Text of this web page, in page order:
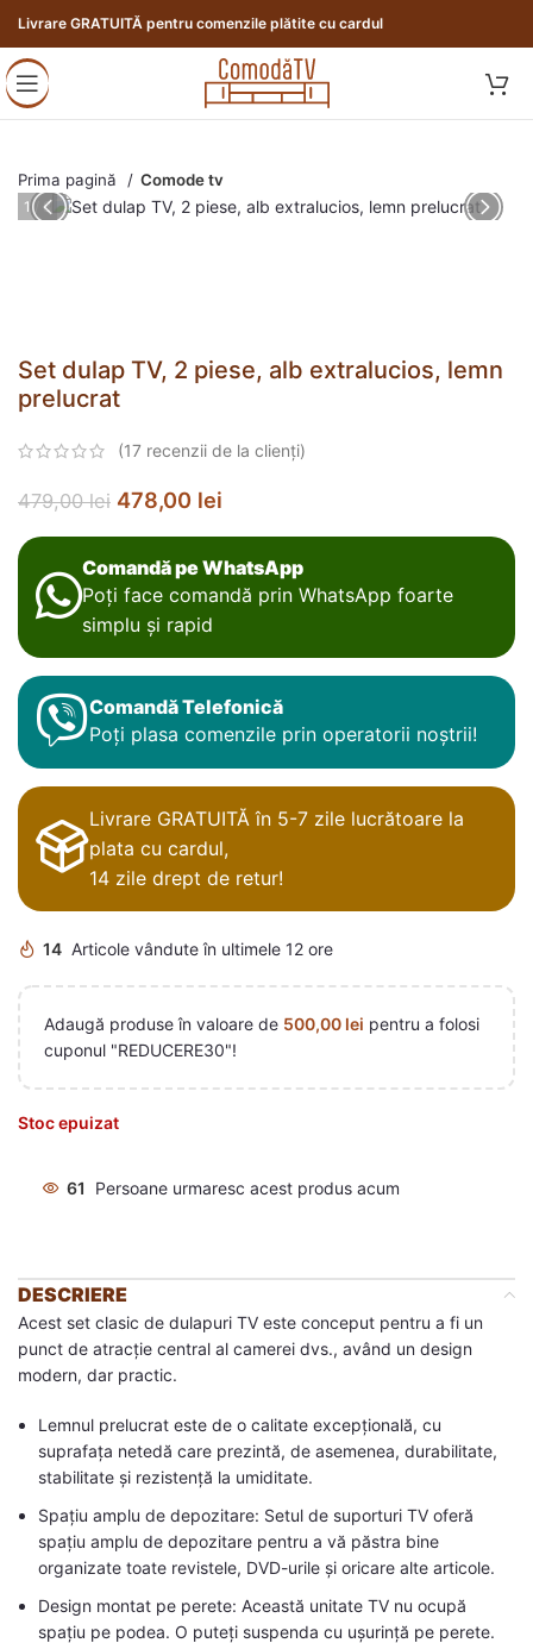
Livrare GRATUITĂ pentru comenzile plătite cu cardul
Prima pagină Comode tv
1 / 8
Set dulap TV, 2 piese, alb extralucios, lemn
prelucrat
(17 recenzii de la clienți)
479,00lei 478,00 lei
Comandă pe WhatsApp
Poți face comandă prin WhatsApp foarte
simplu și rapid
Comandă Telefonică
Poți plasa comenzile prin operatorii noștrii!
Livrare GRATUITĂ în 5-7 zile lucrătoare la
plata cu cardul,
14 zile drept de retur!
14 Articole vândute în ultimele 12 ore
Adaugă produse în valoare de 500,00 lei pentru a folosi
cuponul "REDUCERE30"!
Stoc epuizat
61 Persoane urmaresc acest produs acum
DESCRIERE
Acest set clasic de dulapuri TV este conceput pentru a fi un
punct de atracție central al camerei dvs., având un design
modern, dar practic.
Lemnul prelucrat este de o calitate excepțională, cu
suprafața netedă care prezintă, de asemenea, durabilitate,
stabilitate și rezistență la umiditate.
Spațiu amplu de depozitare: Setul de suporturi TV oferă
spațiu amplu de depozitare pentru a vă păstra bine
organizate toate revistele, DVD-urile și oricare alte articole.
Design montat pe perete: Această unitate TV nu ocupă
spațiu pe podea. O puteți suspenda cu ușurință pe perete.